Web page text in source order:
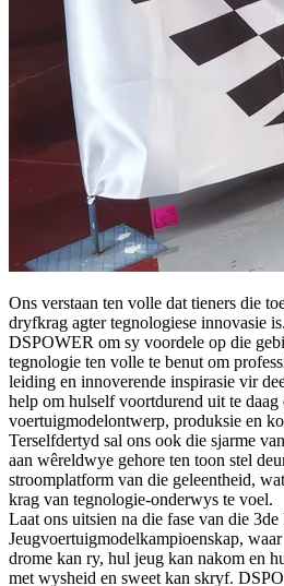
Ons verstaan ​​ten volle dat tieners die
dryfkrag agter tegnologiese innovasie
DSPOWER om sy voordele op die
tegnologie ten volle te benut om
leiding en innoverende inspirasie vir
help om hulself voortdurend uit te daag
voertuigmodelontwerp, produksie en
Terselfdertyd sal ons ook die sjarme
aan wêreldwye gehore ten toon stel
stroomplatform van die geleentheid,
krag van tegnologie-onderwys te voel.
Laat ons uitsien na die fase van die
Jeugvoertuigmodelkampioenskap,
drome kan ry, hul jeug kan nakom en
met wysheid en sweet kan skryf.